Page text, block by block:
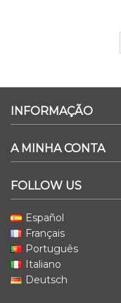
INFORMAÇÃO
A MINHA CONTA
FOLLOW US
Español
Français
Português
Italiano
Deutsch